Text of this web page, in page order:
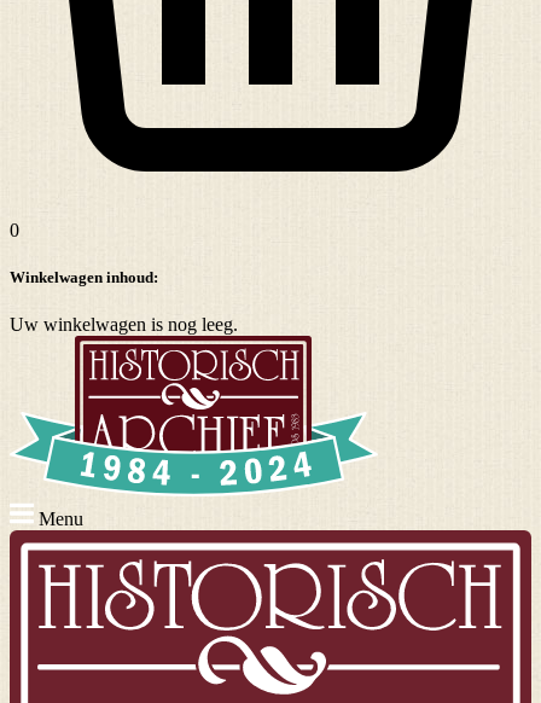
0
Winkelwagen inhoud:
Uw winkelwagen is nog leeg.
Menu